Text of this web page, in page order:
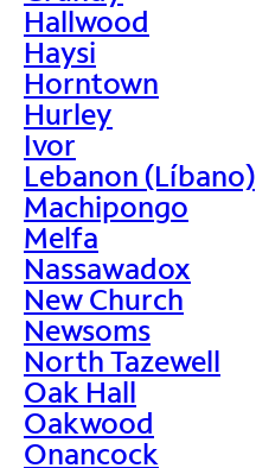
Hallwood
Haysi
Horntown
Hurley
Ivor
Lebanon (Líbano)
Machipongo
Melfa
Nassawadox
New Church
Newsoms
North Tazewell
Oak Hall
Oakwood
Onancock